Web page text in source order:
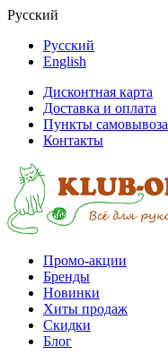
Русский
Русский
English
Дисконтная карта
Доставка и оплата
Пункты самовывоза
Контакты
Промо-акции
Бренды
Новинки
Хиты продаж
Скидки
Блог